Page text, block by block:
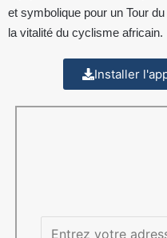
et symbolique pour un Tour
la vitalité du cyclisme africain.
Installer